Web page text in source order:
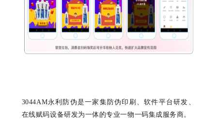
3044AM永利防伪是一家集防伪印刷、软件平台研发、
在线赋码设备研发为一体的专业一物一码集成服务商。